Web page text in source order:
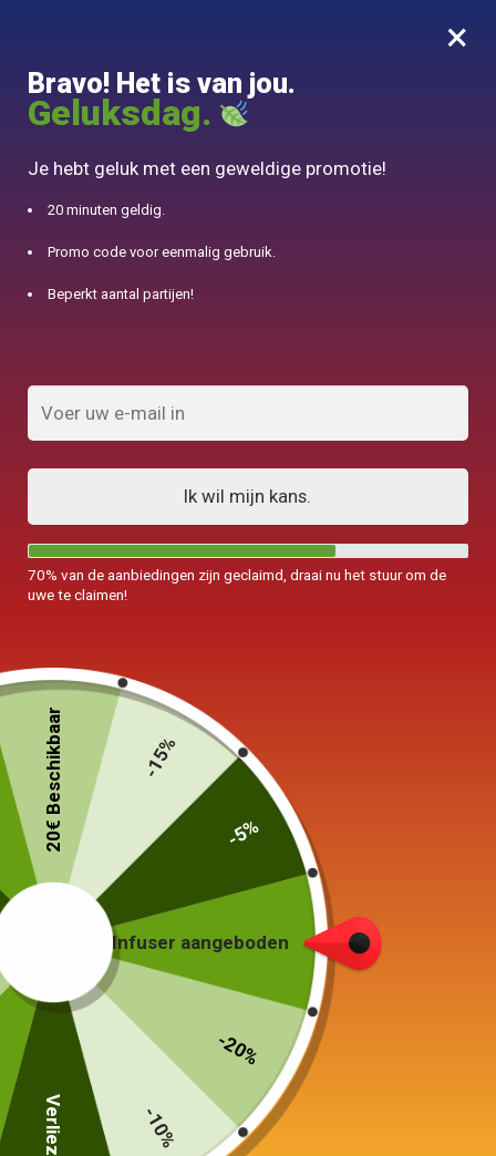
0
10% aangeboden voor 50€ aankopen met DJINN-code10
Gaiwan
FILTERS TONEN
Chinese kom met deksel
Theepot 90-150ml
55,00
Keuze van de opties
Gaiwan in Porselein
Met de hand geschilderd
200ml
Klein reizen Theedienst
Glas en porselein 130 ml
75,00
×
Bravo! Het is van jou.
Geluksdag.
Je hebt geluk met een geweldige promotie!
20 minuten geldig.
Promo code voor eenmalig gebruik.
Beperkt aantal partijen!
Ik wil mijn kans.
70% van de aanbiedingen zijn geclaimd, draai nu het stuur om de
uwe te claimen!
Infuser aangeboden
-20%
-10%
Verliezen
20€ Beschikbaar -15%
-5%